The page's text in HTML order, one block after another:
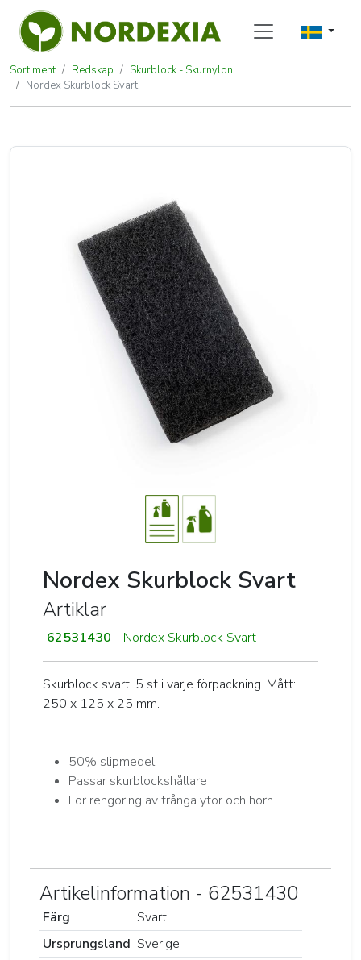
Sortiment Redskap
Skurblock - Skurnylon
Nordex Skurblock Svart
Nordex Skurblock Svart
Nordex Skurblock Svart
Artiklar
62531430 - Nordex Skurblock Svart
Skurblock svart, 5 st i varje förpackning. Mått:
250 x 125 x 25 mm.
50% slipmedel
Passar skurblockshållare
För rengöring av trånga ytor och hörn
Artikelinformation - 62531430
Färg
Svart
Ursprungsland Sverige